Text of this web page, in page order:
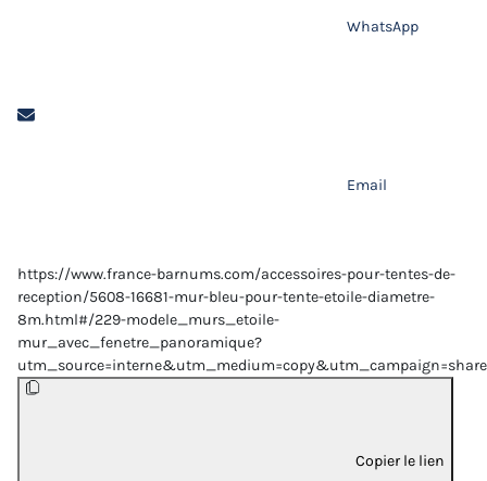
WhatsApp
Email
https://www.france-barnums.com/accessoires-pour-tentes-de-
reception/5608-16681-mur-bleu-pour-tente-etoile-diametre-
8m.html#/229-modele_murs_etoile-
mur_avec_fenetre_panoramique?
Copier le lien